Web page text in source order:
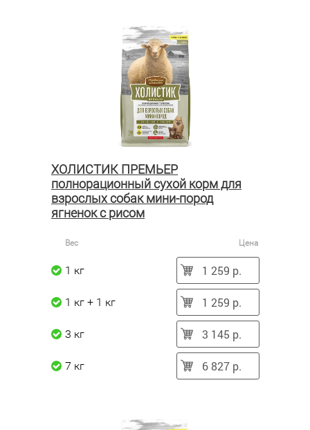
ХОЛИСТИК ПРЕМЬЕР
полнорационный сухой корм для
взрослых собак мини-пород
ягненок с рисом
Вес Цена
1 кг 1 259 р.
1 кг + 1 кг 1 259 р.
3 кг 3 145 р.
7 кг 6 827 р.